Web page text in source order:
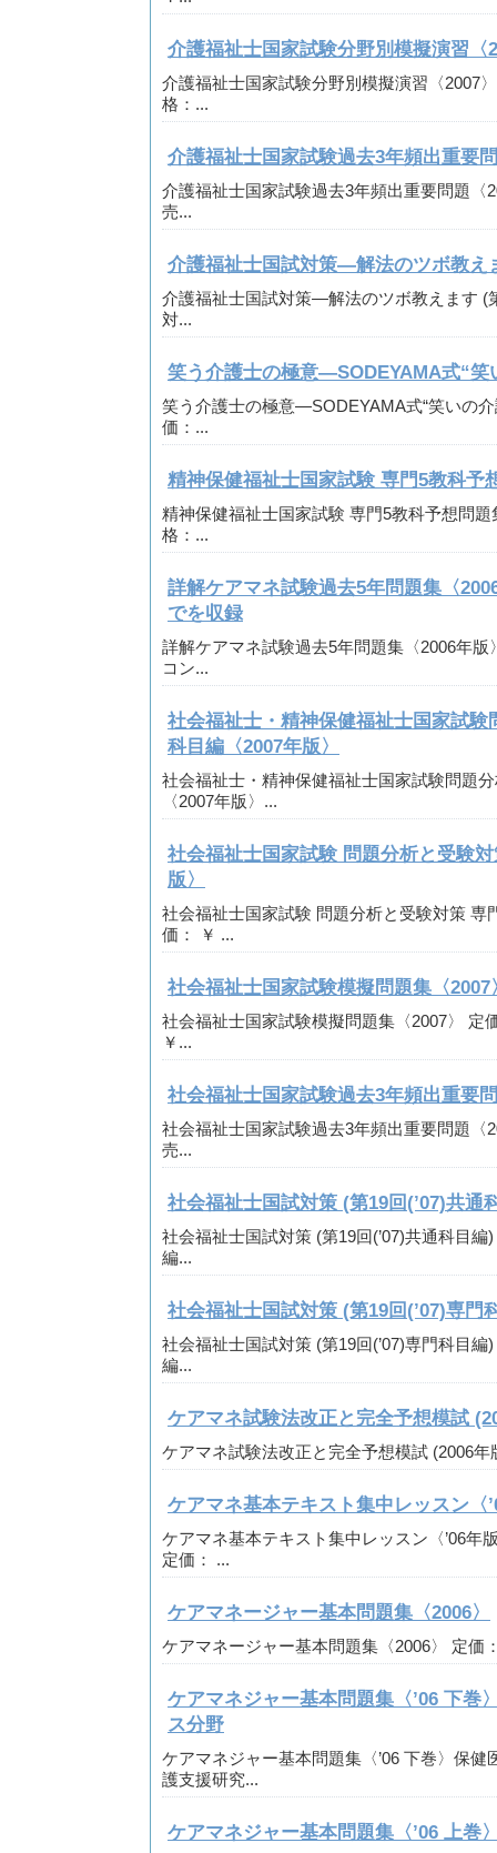
介護福祉士国家試験分野別模擬演習〈
介護福祉士国家試験分野別模擬演習〈2007
格：...
介護福祉士国家試験過去3年頻出重要
介護福祉士国家試験過去3年頻出重要問題〈
売...
介護福祉士国試対策―解法のツボ教え
介護福祉士国試対策―解法のツボ教えます (
対...
笑う介護士の極意―SODEYAMA式“笑
笑う介護士の極意―SODEYAMA式“笑いの
価：...
精神保健福祉士国家試験 専門5教科予
精神保健福祉士国家試験 専門5教科予想問
格：...
詳解ケアマネ試験過去5年問題集〈
でを収録
詳解ケアマネ試験過去5年問題集〈2006年版
コン...
社会福祉士・精神保健福祉士国家試験
科目編〈2007年版〉
社会福祉士・精神保健福祉士国家試験問題
〈2007年版〉...
社会福祉士国家試験 問題分析と受験
版〉
社会福祉士国家試験 問題分析と受験対策 専
価： ￥ ...
社会福祉士国家試験模擬問題集〈2007
社会福祉士国家試験模擬問題集〈2007〉 定
￥...
社会福祉士国家試験過去3年頻出重要
社会福祉士国家試験過去3年頻出重要問題〈
売...
社会福祉士国試対策 (第19回(’07)共通
社会福祉士国試対策 (第19回(’07)共通科目
編...
社会福祉士国試対策 (第19回(’07)専門
社会福祉士国試対策 (第19回(’07)専門科目
編...
ケアマネ試験法改正と完全予想模試
ケアマネ試験法改正と完全予想模試 (2006年
ケアマネ基本テキスト集中レッスン〈
ケアマネ基本テキスト集中レッスン〈’06年
定価： ...
ケアマネージャー基本問題集〈2006〉
ケアマネージャー基本問題集〈2006〉 定価
ケアマネジャー基本問題集〈’06 下巻
ス分野
ケアマネジャー基本問題集〈’06 下巻〉保健
護支援研究...
ケアマネジャー基本問題集〈’06 上巻